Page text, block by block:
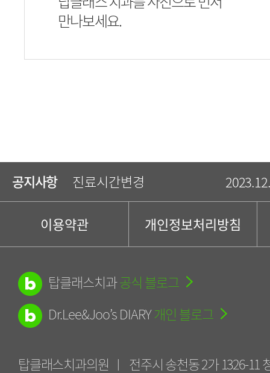
만나보세요.
공지사항
진료시간변경
탑클래스치과 2022 치과 건강보험 혜택 총정리
[탑클래스치과 턱관절보톡스] 턱관절장애는 구강악안면외과 전문의에게!
2023년 추석 및 10월 진료안내
진료시간변경
이용약관 개인정보처리방침
탑클래스치과공식 블로그
Dr.Lee&Joo’s DIARY개인 블로그
병
탑클래스치과의원 주
전주시 송천동 2가 1326-11